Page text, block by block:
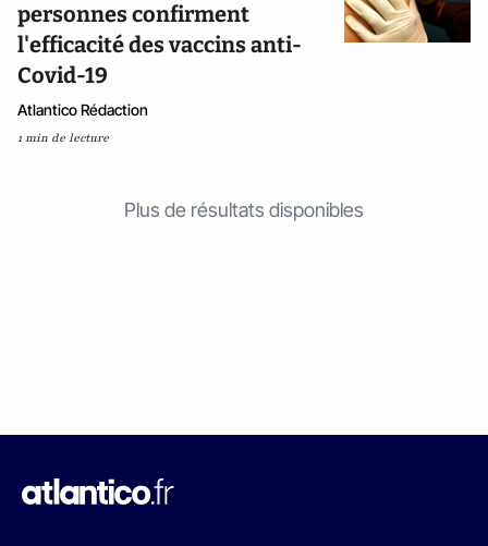
personnes confirment
l'efficacité des vaccins anti-
Covid-19
Atlantico Rédaction
1 min de lecture
Plus de résultats disponibles